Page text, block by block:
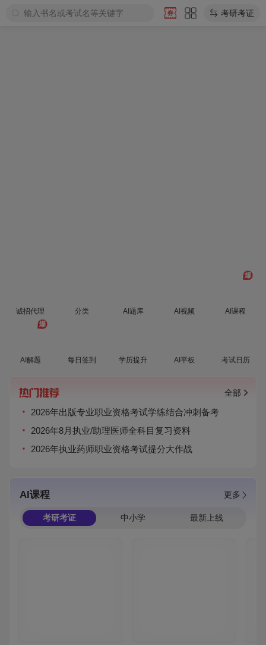
输入书名或考试名等关键字 考研考证
诚招代理 分类 AI题库 AI视频
爆
AI课程
爆
AI解题 每日签到 学历提升 AI平板 考试日历
全部
2026年出版专业职业资格考试学练结合冲刺备考
2026年8月执业/助理医师全科目复习资料
2026年执业药师职业资格考试提分大作战
AI课程 更多
考研考证 中小学 最新上线